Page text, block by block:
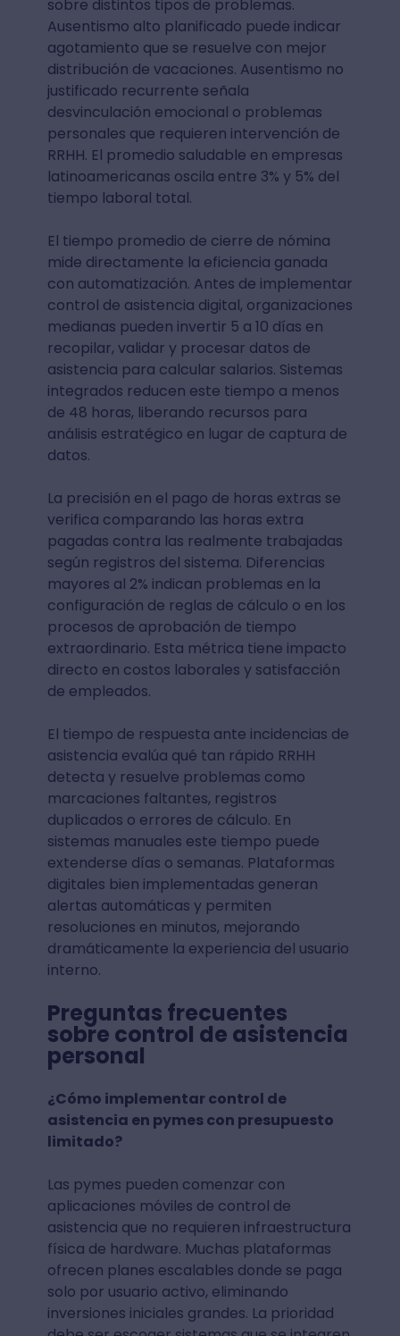
sobre distintos tipos de problemas.
Ausentismo alto planificado puede indicar
agotamiento que se resuelve con mejor
distribución de vacaciones. Ausentismo no
justificado recurrente señala
desvinculación emocional o problemas
personales que requieren intervención de
RRHH. El promedio saludable en empresas
latinoamericanas oscila entre 3% y 5% del
tiempo laboral total.
El tiempo promedio de cierre de nómina
mide directamente la eficiencia ganada
con automatización. Antes de implementar
control de asistencia digital, organizaciones
medianas pueden invertir 5 a 10 días en
recopilar, validar y procesar datos de
asistencia para calcular salarios. Sistemas
integrados reducen este tiempo a menos
de 48 horas, liberando recursos para
análisis estratégico en lugar de captura de
datos.
La precisión en el pago de horas extras se
verifica comparando las horas extra
pagadas contra las realmente trabajadas
según registros del sistema. Diferencias
mayores al 2% indican problemas en la
configuración de reglas de cálculo o en los
procesos de aprobación de tiempo
extraordinario. Esta métrica tiene impacto
directo en costos laborales y satisfacción
de empleados.
El tiempo de respuesta ante incidencias de
asistencia evalúa qué tan rápido RRHH
detecta y resuelve problemas como
marcaciones faltantes, registros
duplicados o errores de cálculo. En
sistemas manuales este tiempo puede
extenderse días o semanas. Plataformas
digitales bien implementadas generan
alertas automáticas y permiten
resoluciones en minutos, mejorando
dramáticamente la experiencia del usuario
interno.
Preguntas frecuentes
sobre control de asistencia
personal
¿Cómo implementar control de
asistencia en pymes con presupuesto
limitado?
Las pymes pueden comenzar con
aplicaciones móviles de control de
asistencia que no requieren infraestructura
física de hardware. Muchas plataformas
ofrecen planes escalables donde se paga
solo por usuario activo, eliminando
inversiones iniciales grandes. La prioridad